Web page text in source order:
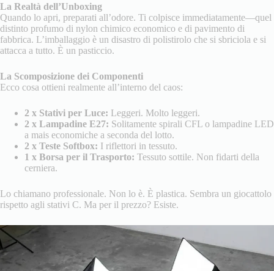
La Realtà dell’Unboxing
Quando lo apri, preparati all’odore. Ti colpisce immediatamente—quel
distinto profumo di nylon chimico economico e di pavimento di
fabbrica. L’imballaggio è un disastro di polistirolo che si sbriciola e si
attacca a tutto. È un pasticcio.
La Scomposizione dei Componenti
Ecco cosa ottieni realmente all’interno del caos:
2 x Stativi per Luce: Leggeri. Molto leggeri.
2 x Lampadine E27: Solitamente spirali CFL o lampadine LED
a mais economiche a seconda del lotto.
2 x Teste Softbox: I riflettori in tessuto.
1 x Borsa per il Trasporto: Tessuto sottile. Non fidarti della
cerniera.
Lo chiamano professionale. Non lo è. È plastica. Sembra un giocattolo
rispetto agli stativi C. Ma per il prezzo? Esiste.